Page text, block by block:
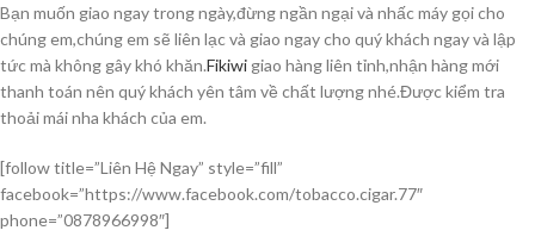
Bạn muốn giao ngay trong ngày,đừng ngần ngại và nhấc máy gọi cho
chúng em,chúng em sẽ liên lạc và giao ngay cho quý khách ngay và lập
tức mà không gây khó khăn.Fikiwi giao hàng liên tỉnh,nhận hàng mới
thanh toán nên quý khách yên tâm về chất lượng nhé.Được kiểm tra
thoải mái nha khách của em.
[follow title=”Liên Hệ Ngay” style=”fill”
facebook=”https://www.facebook.com/tobacco.cigar.77″
phone=”0878966998″]